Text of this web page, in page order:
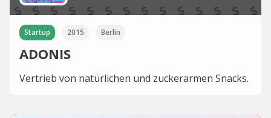
Startup 2015 Berlin
ADONIS
Vertrieb von natürlichen und zuckerarmen Snacks.